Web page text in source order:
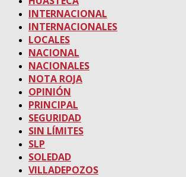
INTERNACIONAL
INTERNACIONALES
LOCALES
NACIONAL
NACIONALES
NOTA ROJA
OPINIÓN
PRINCIPAL
SEGURIDAD
SIN LÍMITES
SLP
SOLEDAD
VILLADEPOZOS